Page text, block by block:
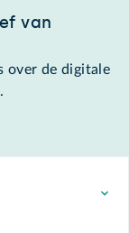
van
over de digitale